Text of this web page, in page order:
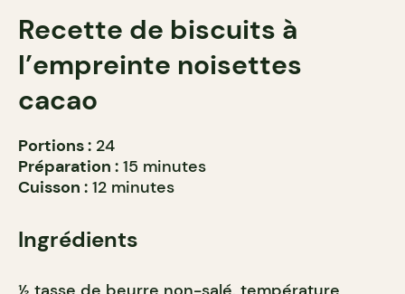
Recette de biscuits à
l’empreinte noisettes
cacao
Portions : 24
Préparation : 15 minutes
Cuisson : 12 minutes
Ingrédients